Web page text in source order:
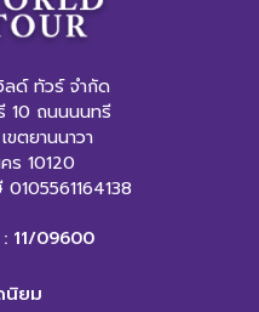
ลด์ ทัวร์ จำกัด
10 ถนนนนทรี
ตยานนาวา
ร 10120
0105561164138
11/09600
นิยม